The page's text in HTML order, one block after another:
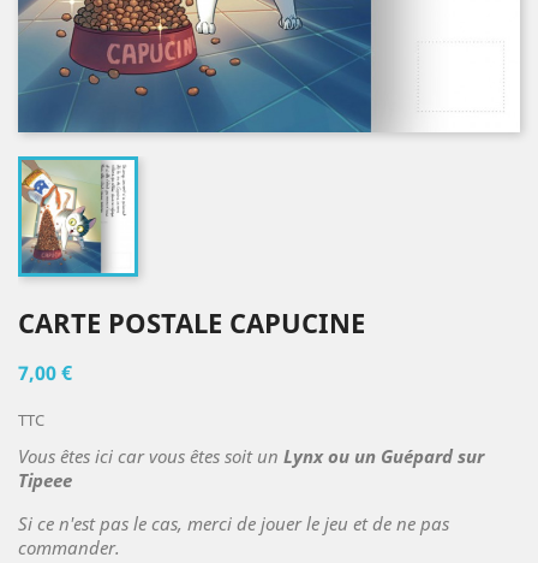
CARTE POSTALE CAPUCINE
7,00 €
TTC
Vous êtes ici car vous êtes soit un Lynx ou un Guépard sur
Tipeee
Si ce n'est pas le cas, merci de jouer le jeu et de ne pas
commander.